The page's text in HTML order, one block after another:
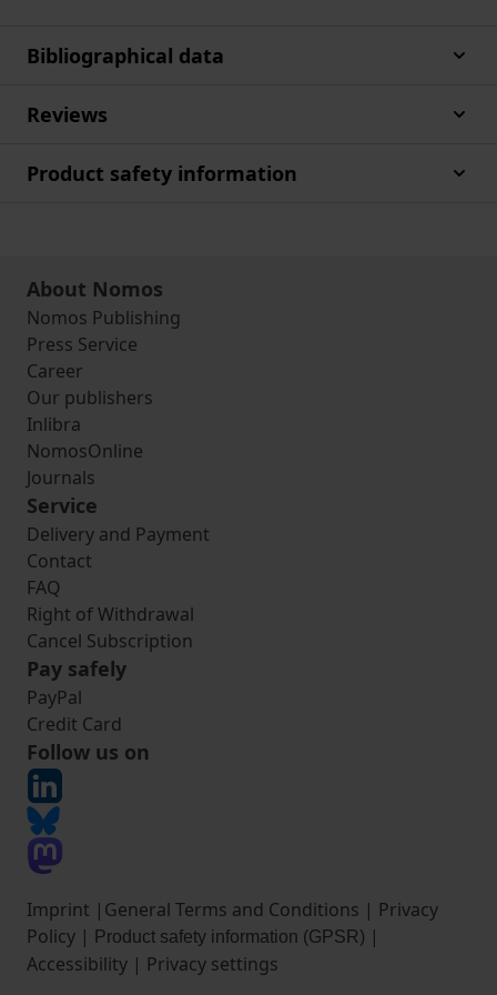
Bibliographical data
Reviews
Product safety information
About Nomos
Nomos Publishing
Press Service
Career
Our publishers
Inlibra
NomosOnline
Journals
Service
Delivery and Payment
Contact
FAQ
Right of Withdrawal
Cancel Subscription
Pay safely
PayPal
Credit Card
Follow us on
Imprint | General Terms and Conditions | Privacy
Policy | Product safety information (GPSR) |
Accessibility | Privacy settings